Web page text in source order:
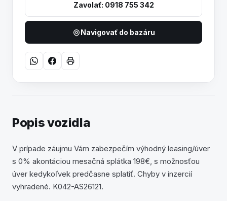
Zavolať: 0918 755 342
Navigovať do bazáru
Popis vozidla
V prípade záujmu Vám zabezpečím výhodný leasing/úver
s 0% akontáciou mesačná splátka 198€, s možnosťou
úver kedykoľvek predčasne splatiť. Chyby v inzercií
vyhradené. K042-AS26121.